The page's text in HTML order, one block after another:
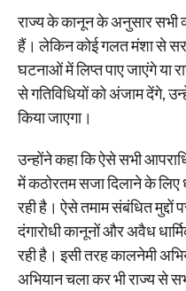
राज्य के कानून के अनुसार सभी
हैं। लेकिन कोई गलत मंशा से
घटनाओं में लिप्त पाए जाएंगे या
से गतिविधियों को अंजाम देंगे,
किया जाएगा।
उन्होंने कहा कि ऐसे सभी
में कठोरतम सजा दिलाने के लिए
रही है। ऐसे तमाम संबंधित मुद्दों
दंगारोधी कानूनों और अवैध
रही है। इसी तरह कालनेमी
अभियान चला कर भी राज्य से